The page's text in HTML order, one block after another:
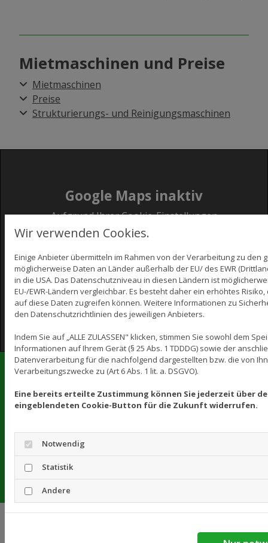
Mietmaschinen und Preise
Mietmaschinen
Preise
Strukturierungs- und Reinigungsmaschinen
Google Maps inaktiv
Aufgrund Ihrer Cookie-Einstellungen
kann dieses Modul nicht geladen werden.
passen Sie bitte Ihre Cookie-
Einstellungen entsprechend an.
Cookie Einstellungen
Schleifmaschinenverleih Parkett
Klockau
Thomas-Müntzer-Str. 2, 04435 Schkeuditz
guenter-klockau@t-online.de
Route anzeigen
Schleifmaschinenverleih Parkett
Wir verwenden Cookies.
Einige Anbieter übermitteln im Rahmen von der Verarbeitung zu den
möglicherweise Daten an Länder außerhalb der EU/ des EWR
in die USA. Das Datenschutzniveau in diesen Ländern ist
EU-/EWR-Ländern vergleichbar. Es besteht daher ein erhöhtes
auf diese Daten zugreifen können. Weitere Informationen zu
den Datenschutzrichtlinien des jeweiligen Anbieters.
Indem Sie auf „ALLE ZULASSEN" klicken, stimmen Sie sowohl dem
Informationen auf Ihrem Gerät (§ 25 Abs. 1 TDDDG) sowie der
Datenverarbeitung für die nachfolgend dargestellten bzw. die von
Verarbeitungszwecke zu (Art 6 Abs. 1 lit. a. DSGVO).
Eine bereits erteilte Zustimmung können Sie jederzeit über
eingeblendeten Cookie-Button für die Zukunft widerrufen.
Notwendig
Statistik
Andere